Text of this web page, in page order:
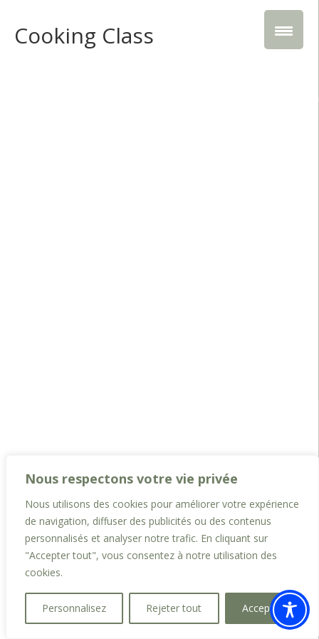
Nous respectons votre vie privée
Nous utilisons des cookies pour améliorer votre expérience
de navigation, diffuser des publicités ou des contenus
personnalisés et analyser notre trafic. En cliquant sur
"Accepter tout", vous consentez à notre utilisation des
cookies.
Personnalisez Rejeter tout Accepter
Cooking Class